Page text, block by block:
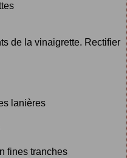
de la vinaigrette. Rectifier
lanières
fines tranches